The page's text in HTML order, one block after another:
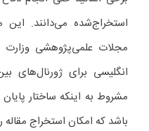
استخراج‌شده می‌دانند. این
مجلات علمی‌پژوهشی وزارت
انگلیسی برای ژورنال‌های
مشروط به اینکه ساختار
باشد که امکان استخراج مقاله